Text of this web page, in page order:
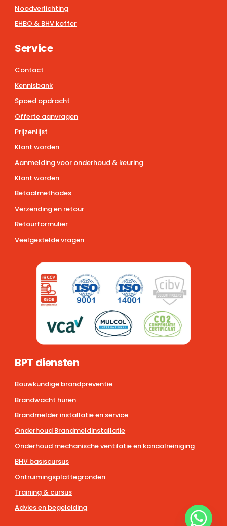
Noodverlichting
EHBO & BHV koffer
Service
Contact
Kennisbank
Spoed opdracht
Offerte aanvragen
Prijzenlijst
Klant worden
Aanmelding voor onderhoud & keuring
Klant worden
Betaalmethodes
Verzending en retour
Retourformulier
Veelgestelde vragen
BPT diensten
Bouwkundige brandpreventie
Brandwacht huren
Brandmelder installatie en service
Onderhoud Brandmeldinstallatie
Onderhoud mechanische ventilatie en kanaalreiniging
BHV basiscursus
Ontruimingsplattegronden
Training & cursus
Advies en begeleiding